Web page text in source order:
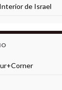
de Israel